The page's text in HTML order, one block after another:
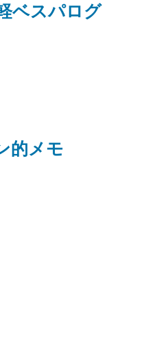
ベスパログ
的メモ